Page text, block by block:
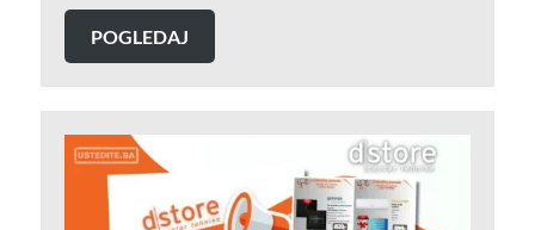
POGLEDAJ